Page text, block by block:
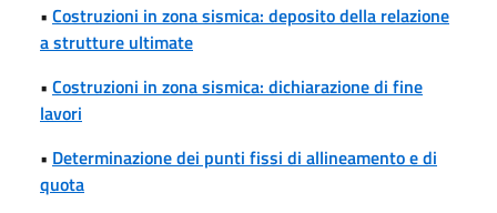
• Costruzioni in zona sismica: deposito della relazione
a strutture ultimate
• Costruzioni in zona sismica: dichiarazione di fine
lavori
• Determinazione dei punti fissi di allineamento e di
quota